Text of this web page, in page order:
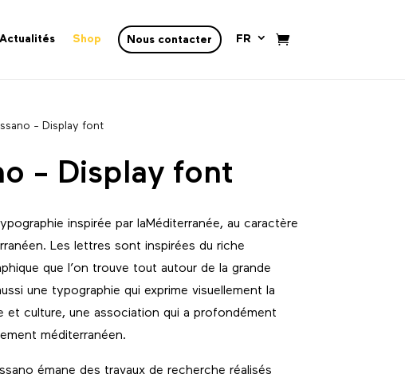
Actualités Shop Nous contacter FR
- Display font
- Display font
inspirée par laMéditerranée, au caractère
Les lettres sont inspirées du riche
que l’on trouve tout autour de la grande
une typographie qui exprime visuellement la
et culture, une association qui a profondément
méditerranéen.
émane des travaux de recherche réalisés